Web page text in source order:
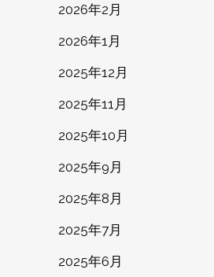
2026年2月
2026年1月
2025年12月
2025年11月
2025年10月
2025年9月
2025年8月
2025年7月
2025年6月